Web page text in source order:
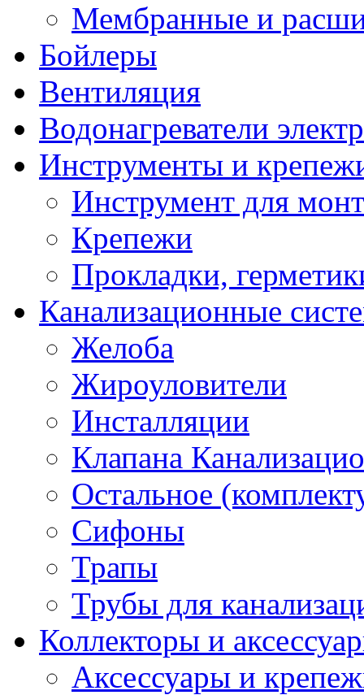
Мембранные и
Бойлеры
Вентиляция
Водонагреватели
Инструменты и
Инструмент для
Крепежи
Прокладки,
Канализационные
Желоба
Жироуловители
Инсталляции
Клапана
Остальное
Сифоны
Трапы
Трубы для
Коллекторы и
Аксессуары и